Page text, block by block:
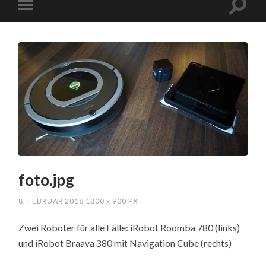
foto.jpg
8. FEBRUAR 2016 1800x 900 PX
Zwei Roboter für alle Fälle: iRobot Roomba 780 (links)
und iRobot Braava 380 mit Navigation Cube (rechts)